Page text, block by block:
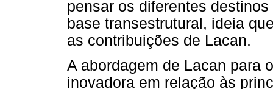
pensar os diferentes
base transestrutural, ideia
as contribuições de Lacan.
A abordagem de Lacan para
inovadora em relação às